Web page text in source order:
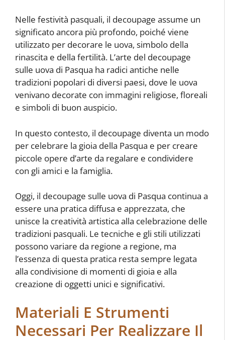
Nelle festività pasquali, il decoupage assume un
significato ancora più profondo, poiché viene
utilizzato per decorare le uova, simbolo della
rinascita e della fertilità. L’arte del decoupage
sulle uova di Pasqua ha radici antiche nelle
tradizioni popolari di diversi paesi, dove le uova
venivano decorate con immagini religiose, floreali
e simboli di buon auspicio.
In questo contesto, il decoupage diventa un modo
per celebrare la gioia della Pasqua e per creare
piccole opere d’arte da regalare e condividere
con gli amici e la famiglia.
Oggi, il decoupage sulle uova di Pasqua continua a
essere una pratica diffusa e apprezzata, che
unisce la creatività artistica alla celebrazione delle
tradizioni pasquali. Le tecniche e gli stili utilizzati
possono variare da regione a regione, ma
l’essenza di questa pratica resta sempre legata
alla condivisione di momenti di gioia e alla
creazione di oggetti unici e significativi.
Materiali E Strumenti
Necessari Per Realizzare Il